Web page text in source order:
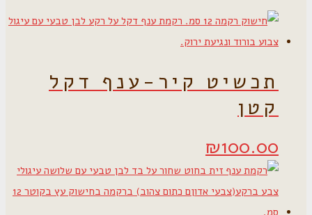
תכשיט קיר-ענף דקל
קטן
₪100.00